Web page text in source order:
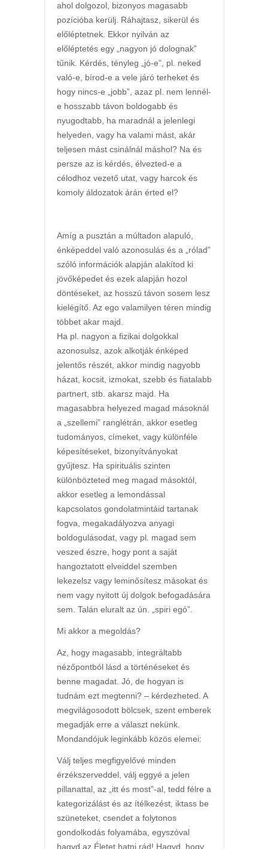
ahol dolgozol, bizonyos magasabb
pozícióba kerülj. Ráhajtasz, sikerül és
előléptetnek. Ekkor nyilván az
előléptetés egy „nagyon jó dolognak”
tűnik. Kérdés, tényleg „jó-e”, pl. neked
való-e, bírod-e a vele járó terheket és
hogy nincs-e „jobb”, azaz pl. nem lennél-
e hosszabb távon boldogabb és
nyugodtabb, ha maradnál a jelenlegi
helyeden, vagy ha valami mást, akár
teljesen mást csinálnál máshol? Na és
persze az is kérdés, élvezted-e a
célodhoz vezető utat, vagy harcok és
komoly áldozatok árán érted el?
Amíg a pusztán a múltadon alapuló,
énképeddel való azonosulás és a „rólad”
szóló információk alapján alakítod ki
jövőképedet és ezek alapján hozol
döntéseket, az hosszú távon sosem lesz
kielégítő. Az ego valamilyen téren mindig
többet akar majd.
Ha pl. nagyon a fizikai dolgokkal
azonosulsz, azok alkotják énképed
jelentős részét, akkor mindig nagyobb
házat, kocsit, izmokat, szebb és fiatalabb
partnert, stb. akarsz majd. Ha
magasabbra helyezed magad másoknál
a „szellemi” ranglétrán, akkor esetleg
tudományos, címeket, vagy különféle
képesítéseket, bizonyítványokat
gyűjtesz. Ha spirituális szinten
különbözteted meg magad másoktól,
akkor esetleg a lemondással
kapcsolatos gondolatmintáid tartanak
fogva, megakadályozva anyagi
boldogulásodat, vagy pl. magad sem
veszed észre, hogy pont a saját
hangoztatott elveiddel szemben
lekezelsz vagy leminősítesz másokat és
nem vagy nyitott új dolgok befogadására
sem. Talán eluralt az ún. „spiri egó”.
Mi akkor a megoldás?
Az, hogy magasabb, integráltabb
nézőpontból lásd a történéseket és
benne magadat. Jó, de hogyan is
tudnám ezt megtenni? – kérdezheted. A
megvilágosodott bölcsek, szent emberek
megadják erre a választ nekünk.
Mondandójuk leginkább közös elemei:
Válj teljes megfigyelővé minden
érzékszerveddel, válj eggyé a jelen
pillanattal, az „itt és most”-al, tedd félre a
kategorizálást és az ítélkezést, iktass be
szüneteket, csendet a folytonos
gondolkodás folyamába, egyszóval
hagyd az Életet hatni rád! Hagyd, hogy